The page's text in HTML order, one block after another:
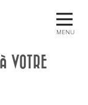
MENU
VOTRE